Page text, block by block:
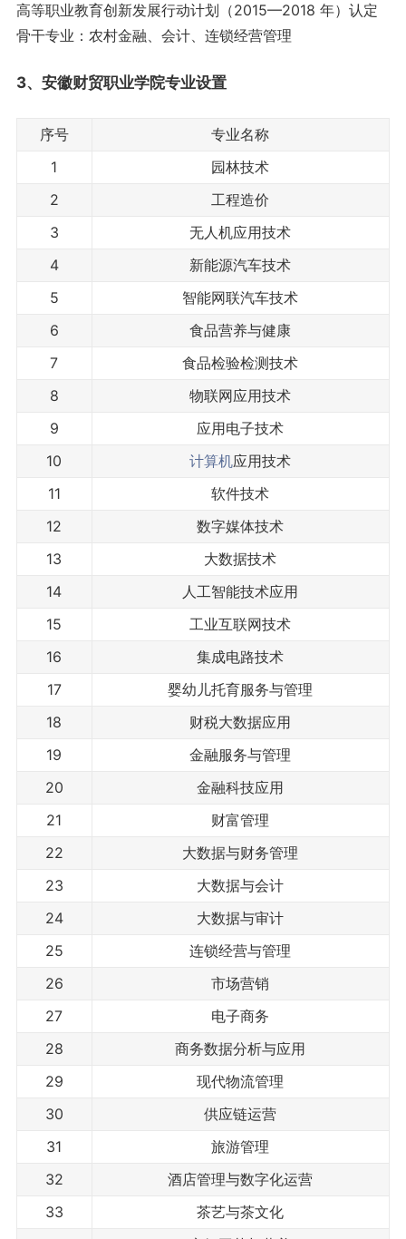
高等职业教育创新发展行动计划（2015—2018 年）认定
骨干专业：农村金融、会计、连锁经营管理
3、安徽财贸职业学院专业设置
序号
专业名称
1
园林技术
2
工程造价
3
无人机应用技术
4
新能源汽车技术
5
智能网联汽车技术
6
食品营养与健康
7
食品检验检测技术
8
物联网应用技术
9
应用电子技术
10
计算机应用技术
11
软件技术
12
数字媒体技术
13
大数据技术
14
人工智能技术应用
15
工业互联网技术
16
集成电路技术
17
婴幼儿托育服务与管理
18
财税大数据应用
19
金融服务与管理
20
金融科技应用
21
财富管理
22
大数据与财务管理
23
大数据与会计
24
大数据与审计
25
连锁经营与管理
26
市场营销
27
电子商务
28
商务数据分析与应用
29
现代物流管理
30
供应链运营
31
旅游管理
32
酒店管理与数字化运营
33
茶艺与茶文化